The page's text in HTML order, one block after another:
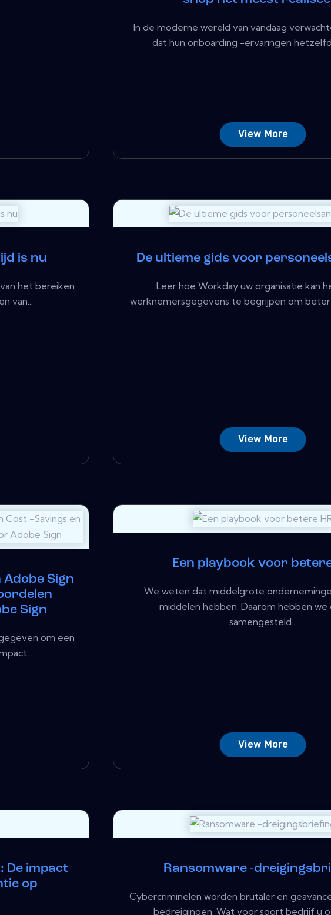
In de moderne wereld van vandaag
dat hun onboarding -ervaringen
View More
is nu
het bereiken
van...
De ultieme gids voor
Leer hoe Workday uw organisatie kan
werknemersgegevens te begrijpen om
View More
Adobe Sign
Sign
om een
Een playbook voor
We weten dat middelgrote
middelen hebben. Daarom hebben we
samengesteld...
View More
De impact
op
Ransomware -
Cybercriminelen worden brutaler en
bedreigingen. Wat voor soort bedrijf u